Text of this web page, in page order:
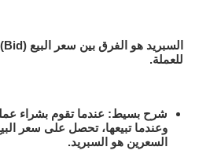
للعملة.
شرح بسيط: عندما تقوم بشراء
وعندما تبيعها، تحصل على سعر
السعرين هو السبريد.